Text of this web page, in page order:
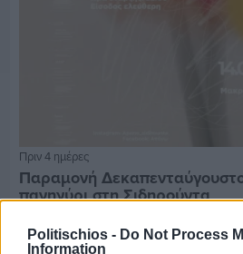
Politischios - Do Not Process
Information
Πριν 4 ημέρες
Παραμονή
πανηγύρι στη Σιδηρούντα